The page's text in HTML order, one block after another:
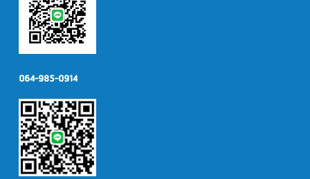
064-985-0914